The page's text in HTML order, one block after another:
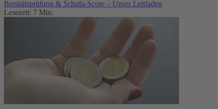
Bonitätsprüfung & Schufa-Score – Unser Leitfaden
Lesezeit: 7 Min.